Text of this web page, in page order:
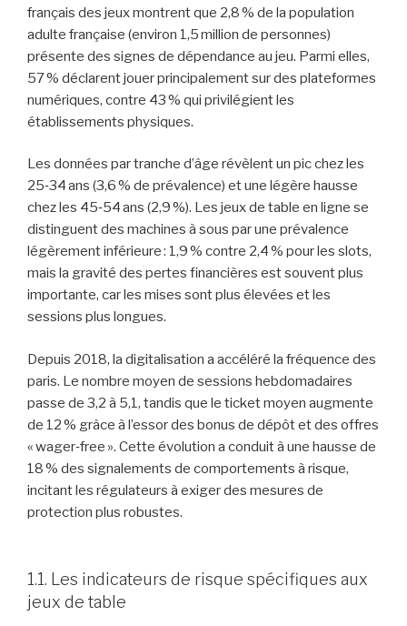
français des jeux montrent que 2,8 % de la population
adulte française (environ 1,5 million de personnes)
présente des signes de dépendance au jeu. Parmi elles,
57 % déclarent jouer principalement sur des plateformes
numériques, contre 43 % qui privilégient les
établissements physiques.
Les données par tranche d’âge révèlent un pic chez les
25‑34 ans (3,6 % de prévalence) et une légère hausse
chez les 45‑54 ans (2,9 %). Les jeux de table en ligne se
distinguent des machines à sous par une prévalence
légèrement inférieure : 1,9 % contre 2,4 % pour les slots,
mais la gravité des pertes financières est souvent plus
importante, car les mises sont plus élevées et les
sessions plus longues.
Depuis 2018, la digitalisation a accéléré la fréquence des
paris. Le nombre moyen de sessions hebdomadaires
passe de 3,2 à 5,1, tandis que le ticket moyen augmente
de 12 % grâce à l’essor des bonus de dépôt et des offres
« wager‑free ». Cette évolution a conduit à une hausse de
18 % des signalements de comportements à risque,
incitant les régulateurs à exiger des mesures de
protection plus robustes.
1.1. Les indicateurs de risque spécifiques aux
jeux de table